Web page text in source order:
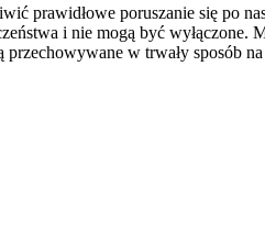
prawidłowe poruszanie się po
i nie mogą być
przechowywane w trwały sposób